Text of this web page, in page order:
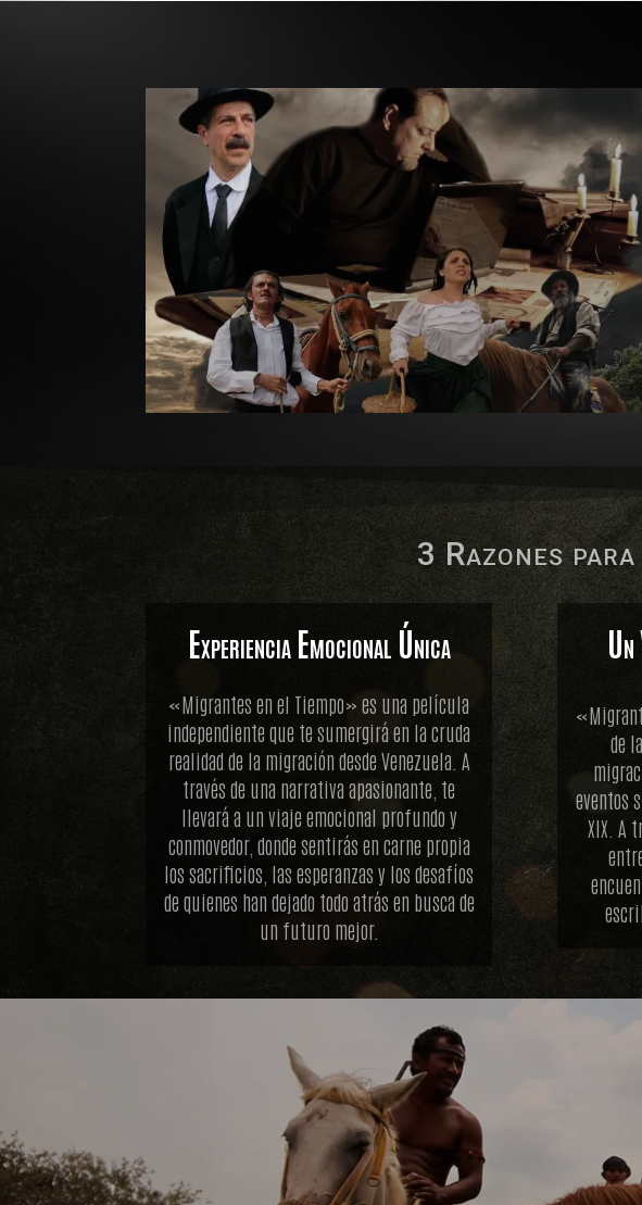
3 Razones
Experiencia Emocional Única
«Migrantes en el Tiempo» es una película
independiente que te sumergirá en la cruda
realidad de la migración desde Venezuela. A
través de una narrativa apasionante, te
llevará a un viaje emocional profundo y
conmovedor, donde sentirás en carne propia
los sacrificios, las esperanzas y los desafíos
de quienes han dejado todo atrás en busca de
un futuro mejor.
de
eventos
XIX. A